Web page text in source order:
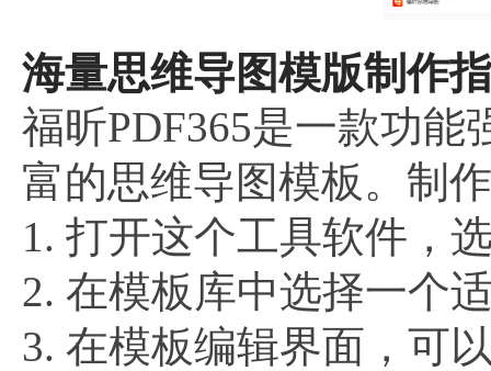
海量思维导图模版制作
福昕PDF365是一款功能
富的思维导图模板。制
1. 打开这个工具软件，
2. 在模板库中选择一个
3. 在模板编辑界面，可